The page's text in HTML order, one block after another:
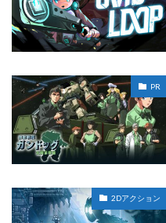
PR
2Dアクション